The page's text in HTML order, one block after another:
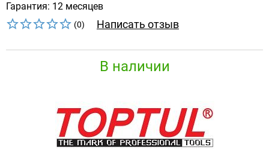
Гарантия: 12 месяцев
(0) Написать отзыв
В наличии